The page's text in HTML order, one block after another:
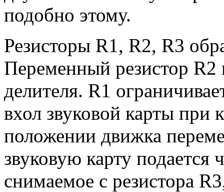
подобно этому.
Резисторы R1, R2, R3
Переменный резистор R2
делителя. R1
вхол звуковой карты при
положении движка
звуковую карту подается
снимаемое с резистора